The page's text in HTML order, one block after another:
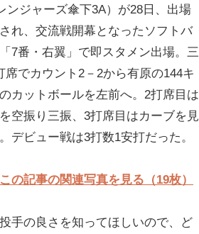
ンジャーズ傘下3A）が28日、出場
れ、交流戦開幕となったソフトバ
7番・右翼」で即スタメン出場。三
席でカウント2－2から有原の144キ
カットボールを左前へ。2打席目は
空振り三振、3打席目はカーブを見
デビュー戦は3打数1安打だった。
この記事の関連写真を見る（19枚）
投手の良さを知ってほしいので、ど